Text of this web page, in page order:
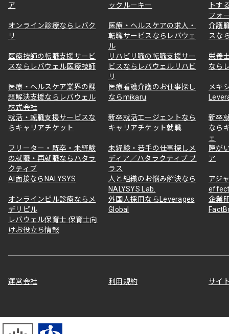
ア
ックルーキー
トす
フォ
オンライン診療ならレバク
リ
医療・ヘルスケアの求人・
転職サービスならレバウェ
ル
介護
スな
医療技師の転職支援サービ
スならレバウェル医療技師
リハビリ職の転職支援サー
ビスならレバウェルリハビ
リ
栄養
なら
医療・ヘルスケア業界の課
題解決支援ならレバウェル
株式会社
医療看護介護のお仕事探し
ならmikaru
メキ
就活・転職支援サービスな
らキャリアチケット
新卒就活エージェントなら
キャリアチケット就職
新卒
なら
ェ
フリーター・既卒・未経験
の就職・再就職ならハタラ
クティブ
未経験・若手の仕事探しメ
ディア／ハタラクティブ プ
ラス
障が
ア
AI面接ならNALYSYS
人と組織のお悩み解決なら
NALYSYS Lab.
アジ
オンラインピル診療ならメ
デリピル
外国人採用ならLeverages
Global
企業
レバウェル保育士 保育士向
けお役立ち情報
運営会社 利用規約 サイ